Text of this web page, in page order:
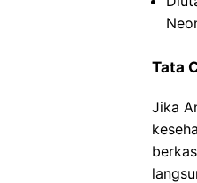
Tata
Jika